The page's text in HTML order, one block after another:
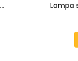
Lampa
05.1996-